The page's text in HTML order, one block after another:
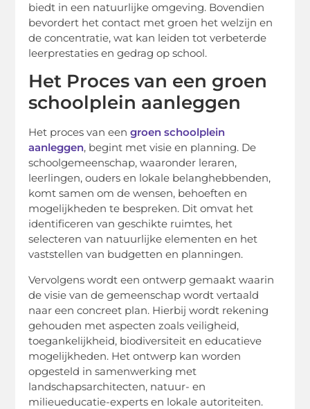
biedt in een natuurlijke omgeving. Bovendien
bevordert het contact met groen het welzijn en
de concentratie, wat kan leiden tot verbeterde
leerprestaties en gedrag op school.
Het Proces van een groen
schoolplein aanleggen
Het proces van eengroen schoolplein
aanleggen, begint met visie en planning. De
schoolgemeenschap, waaronder leraren,
leerlingen, ouders en lokale belanghebbenden,
komt samen om de wensen, behoeften en
mogelijkheden te bespreken. Dit omvat het
identificeren van geschikte ruimtes, het
selecteren van natuurlijke elementen en het
vaststellen van budgetten en planningen.
Vervolgens wordt een ontwerp gemaakt waarin
de visie van de gemeenschap wordt vertaald
naar een concreet plan. Hierbij wordt rekening
gehouden met aspecten zoals veiligheid,
toegankelijkheid, biodiversiteit en educatieve
mogelijkheden. Het ontwerp kan worden
opgesteld in samenwerking met
landschapsarchitecten, natuur- en
milieueducatie-experts en lokale autoriteiten.